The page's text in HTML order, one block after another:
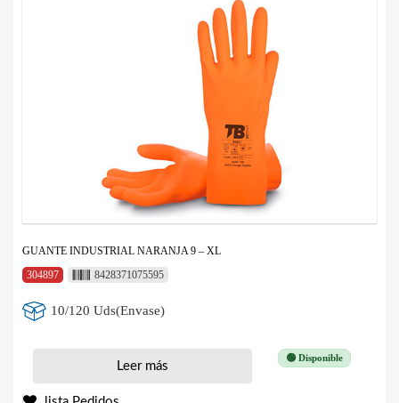
GUANTE INDUSTRIAL NARANJA 9 – XL
304897
8428371075595
10/120 Uds(Envase)
🟢 Disponible
Leer más